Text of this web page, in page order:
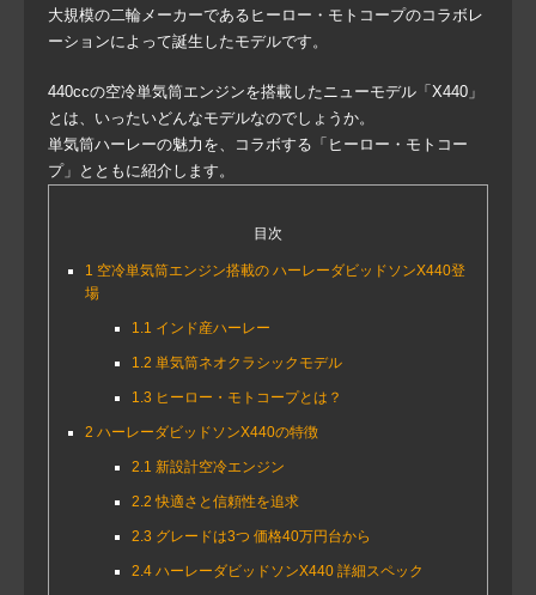
大規模の二輪メーカーであるヒーロー・モトコープのコラボレ
ーションによって誕生したモデルです。
440ccの空冷単気筒エンジンを搭載したニューモデル「X440」
とは、いったいどんなモデルなのでしょうか。
単気筒ハーレーの魅力を、コラボする「ヒーロー・モトコー
プ」とともに紹介します。
目次
1 空冷単気筒エンジン搭載の ハーレーダビッドソンX440登
場
1.1 インド産ハーレー
1.2 単気筒ネオクラシックモデル
1.3 ヒーロー・モトコープとは？
2 ハーレーダビッドソンX440の特徴
2.1 新設計空冷エンジン
2.2 快適さと信頼性を追求
2.3 グレードは3つ 価格40万円台から
2.4ハーレーダビッドソンX440 詳細スペック